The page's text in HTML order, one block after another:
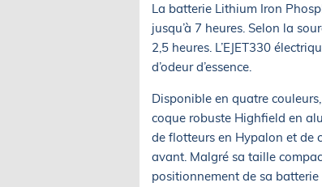
La batterie Lithium Iron
jusqu’à 7 heures. Selon la
2,5 heures. L’EJET330
d’odeur d’essence.
Disponible en quatre
coque robuste Highfield en
de flotteurs en Hypalon et de
avant. Malgré sa taille
positionnement de sa